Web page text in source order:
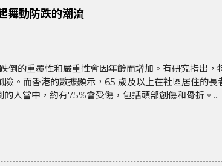
舞動防跌的潮流
倒的重覆性和嚴重性會因年齡而增加。有研究指出，
。而香港的數據顯示，65 歲及以上在社區居住的長
人當中，約有75%會受傷，包括頭部創傷和骨折。...